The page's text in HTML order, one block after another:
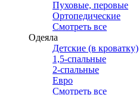
Пуховые, перовые
Ортопедические
Смотреть все
Одеяла
Детские (в кроватку)
1,5-спальные
2-спальные
Евро
Смотреть все